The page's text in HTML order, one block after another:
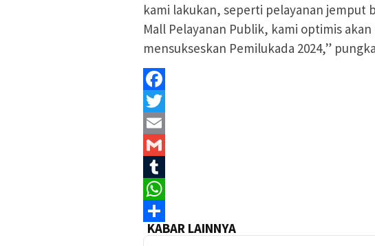
kami lakukan, seperti pelayanan jemput
Mall Pelayanan Publik, kami optimis
mensukseskan Pemilukada 2024,”
Facebook
Twitter
Email
Gmail
Tumblr
WhatsApp
Share
KABAR LAINNYA